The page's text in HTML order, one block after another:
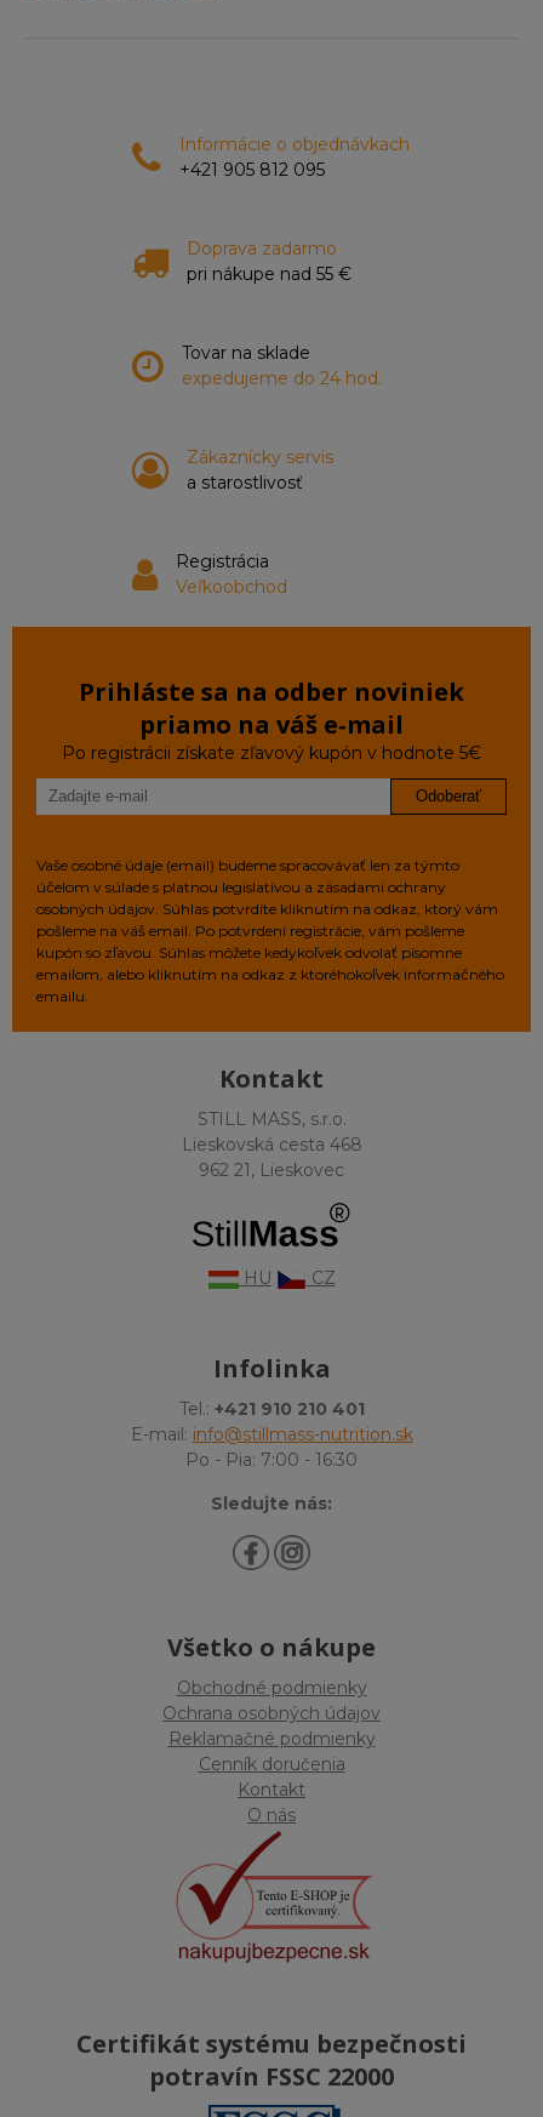
Informácie o objednávkach
+421 905 812 095
Doprava zadarmo
pri nákupe nad 55 €
Tovar na sklade
expedujeme do 24 hod.
Zákaznícky servis
a starostlivosť
Registrácia
Veľkoobchod
Prihláste sa na odber noviniek
priamo na váš e‑mail
Po registrácii získate zľavový kupón v hodnote 5€
Odoberať
Vaše osobné údaje (email) budeme spracovávať len za týmto
účelom v súlade s platnou legislatívou a zásadami ochrany
osobných údajov. Súhlas potvrdíte kliknutím na odkaz, ktorý vám
pošleme na váš email. Po potvrdení registrácie, vám pošleme
kupón so zľavou. Súhlas môžete kedykoľvek odvolať písomne
emailom, alebo kliknutím na odkaz z ktoréhokoľvek informačného
emailu.
Kontakt
STILL MASS, s.r.o.
Lieskovská cesta 468
962 21, Lieskovec
HU CZ
Infolinka
Tel.: +421 910 210 401
E-mail: info@stillmass-nutrition.sk
Po - Pia: 7:00 - 16:30
Sledujte nás:
Všetko o nákupe
Obchodné podmienky
Ochrana osobných údajov
Reklamačné podmienky
Cenník doručenia
Kontakt
O nás
Certifikát systému bezpečnosti
potravín FSSC 22000